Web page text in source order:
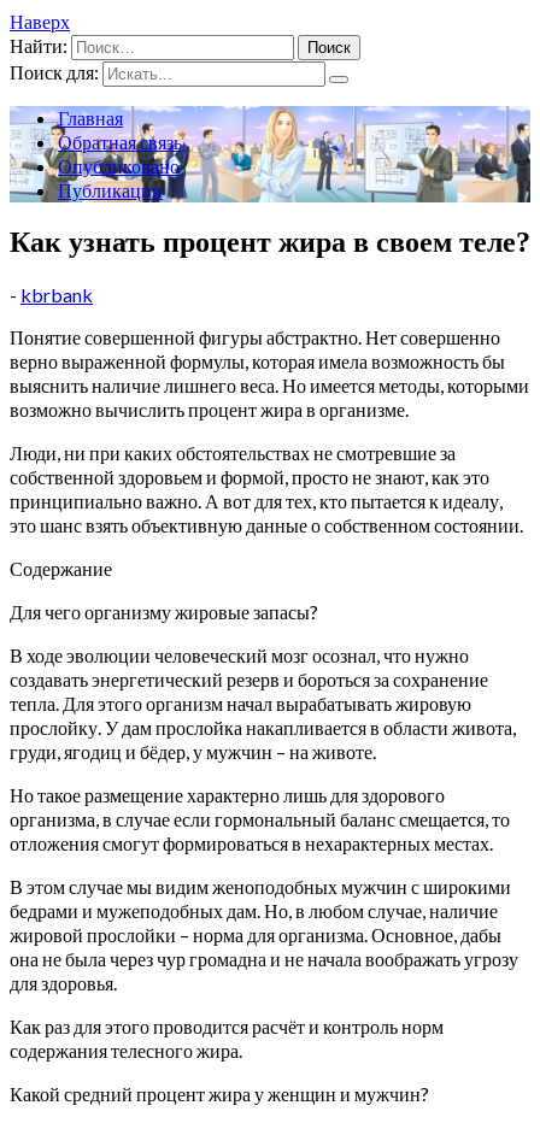
Наверх
Найти:
Поиск для:
Главная
Обратная связь
Опубликовано
Публикации
Как узнать процент жира в своем теле?
- kbrbank
Понятие совершенной фигуры абстрактно. Нет совершенно
верно выраженной формулы, которая имела возможность бы
выяснить наличие лишнего веса. Но имеется методы, которыми
возможно вычислить процент жира в организме.
Люди, ни при каких обстоятельствах не смотревшие за
собственной здоровьем и формой, просто не знают, как это
принципиально важно. А вот для тех, кто пытается к идеалу,
это шанс взять объективную данные о собственном состоянии.
Содержание
Для чего организму жировые запасы?
В ходе эволюции человеческий мозг осознал, что нужно
создавать энергетический резерв и бороться за сохранение
тепла. Для этого организм начал вырабатывать жировую
прослойку. У дам прослойка накапливается в области живота,
груди, ягодиц и бёдер, у мужчин – на животе.
Но такое размещение характерно лишь для здорового
организма, в случае если гормональный баланс смещается, то
отложения смогут формироваться в нехарактерных местах.
В этом случае мы видим женоподобных мужчин с широкими
бедрами и мужеподобных дам. Но, в любом случае, наличие
жировой прослойки – норма для организма. Основное, дабы
она не была через чур громадна и не начала воображать угрозу
для здоровья.
Как раз для этого проводится расчёт и контроль норм
содержания телесного жира.
Какой средний процент жира у женщин и мужчин?